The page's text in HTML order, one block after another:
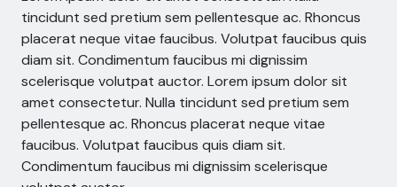
tincidunt sed pretium sem pellentesque ac. Rhoncus
placerat neque vitae faucibus. Volutpat faucibus quis
diam sit. Condimentum faucibus mi dignissim
scelerisque volutpat auctor. Lorem ipsum dolor sit
amet consectetur. Nulla tincidunt sed pretium sem
pellentesque ac. Rhoncus placerat neque vitae
faucibus. Volutpat faucibus quis diam sit.
Condimentum faucibus mi dignissim scelerisque